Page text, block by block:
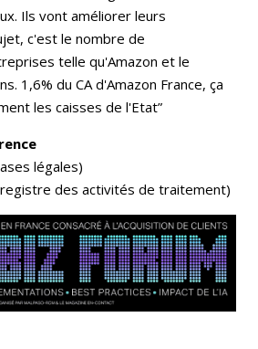
Ils vont améliorer leurs
c'est le nombre de
telle qu'Amazon et le
1,6% du CA d'Amazon France, ça
les caisses de l'Etat”
légales)
des activités de traitement)